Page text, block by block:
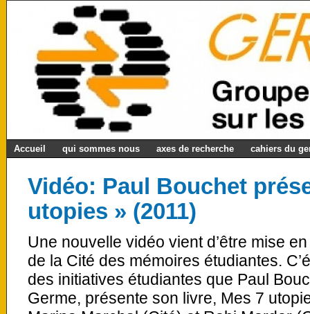
Accueil qui sommes nous axes de recherche cahiers du
Vidéo: Paul Bouchet
utopies » (2011)
Une nouvelle vidéo vient d’être mise
de la Cité des mémoires étudiantes.
des initiatives étudiantes que Paul
Germe, présente son livre, Mes 7